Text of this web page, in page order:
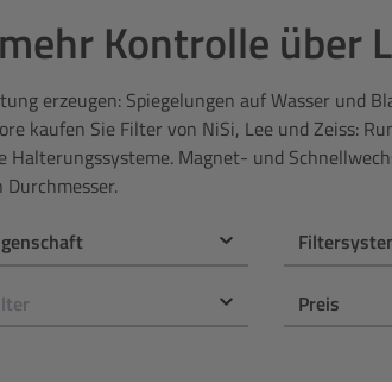
Kontrolle über
erzeugen: Spiegelungen auf Wasser
kaufen Sie Filter von NiSi, Lee und Zeiss:
Magnet- und
Preis